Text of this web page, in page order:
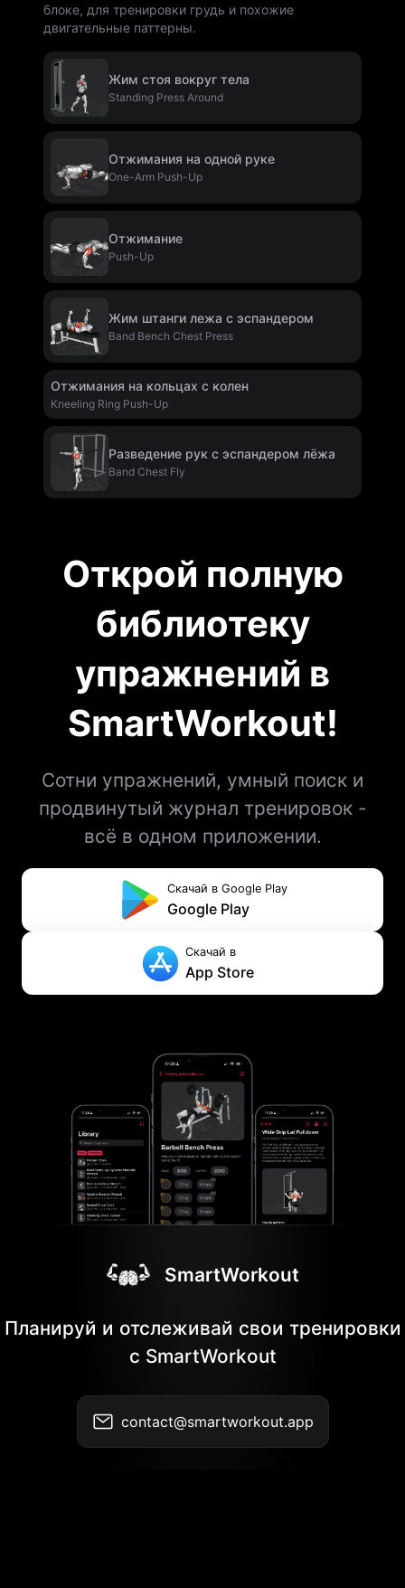
блоке, для тренировки грудь и похожие
двигательные паттерны.
Жим стоя вокруг тела
Standing Press Around
Отжимания на одной руке
One-Arm Push-Up
Отжимание
Push-Up
Жим штанги лежа с эспандером
Band Bench Chest Press
Отжимания на кольцах с колен
Kneeling Ring Push-Up
Разведение рук с эспандером лёжа
Band Chest Fly
Открой полную
библиотеку
упражнений в
SmartWorkout!
Сотни упражнений, умный поиск и
продвинутый журнал тренировок -
всё в одном приложении.
Скачай в Google Play
Google Play
Скачай в
App Store
SmartWorkout
Планируй и отслеживай свои тренировки
с SmartWorkout
contact@smartworkout.app